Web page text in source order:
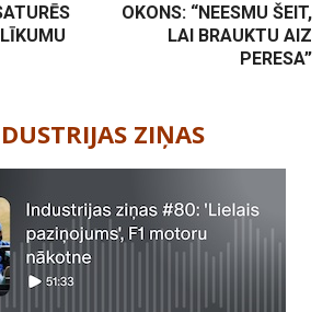
OKONS: “NEESMU ŠEIT,
LAI BRAUKTU AIZ
PERESA”
ZIŅAS